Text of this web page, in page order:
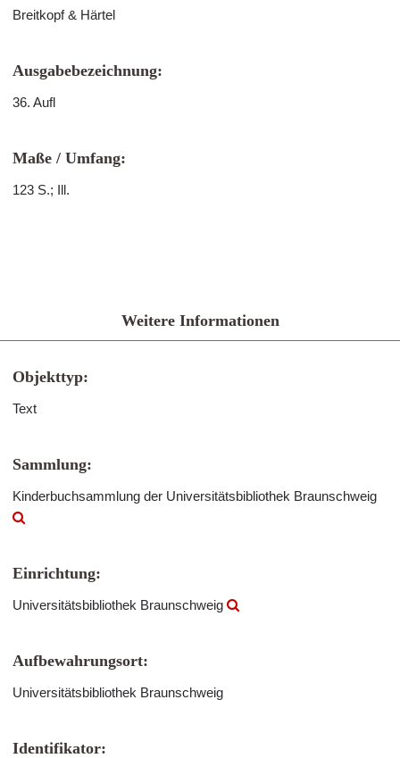
Breitkopf & Härtel
Ausgabebezeichnung:
36. Aufl
Maße / Umfang:
123 S.; Ill.
Weitere Informationen
Objekttyp:
Text
Sammlung:
Kinderbuchsammlung der Universitätsbibliothek Braunschweig
Einrichtung:
Universitätsbibliothek Braunschweig
Aufbewahrungsort:
Universitätsbibliothek Braunschweig
Identifikator: